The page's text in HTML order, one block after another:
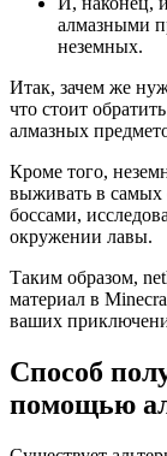
алмазными
неземных.
Итак, зачем же
что стоит
алмазных
Кроме того,
выживать в самых
боссами,
окружении лавы.
Таким образом,
материал в
ваших
Способ
помощью